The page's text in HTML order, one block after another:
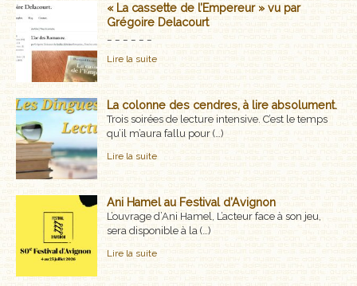
NOUVELLES
COFFRETS
AUTEURS
LES CADEAUX
LES ÉDITIONS GLYPHE
« La cassette de l’Empereur » vu par
Grégoire Delacourt
Lire la suite
La colonne des cendres, à lire absolument.
Trois soirées de lecture intensive. C’est le temps
qu’il m’aura fallu pour (…)
Lire la suite
Ani Hamel au Festival d’Avignon
L’ouvrage d’Ani Hamel, L’acteur face à son jeu,
sera disponible à la (…)
Lire la suite